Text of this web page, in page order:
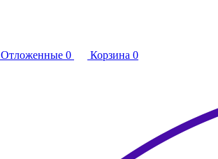
Отложенные 0 Корзина 0